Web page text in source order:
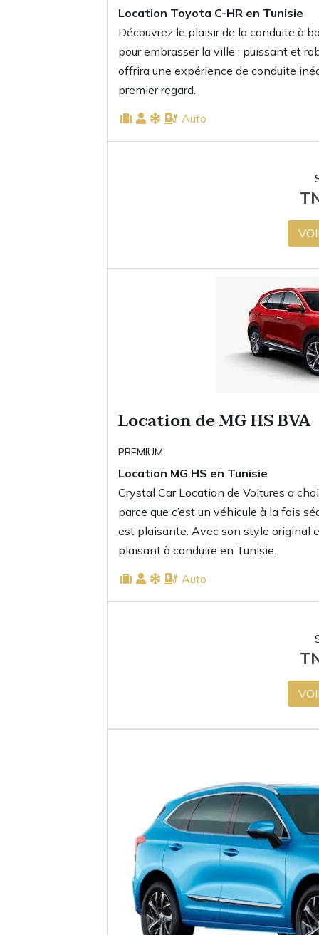
Location Toyota C-HR en Tunisie
Découvrez le plaisir de la conduite à
pour embrasser la ville ; puissant et
offrira une expérience de conduite
premier regard.
Auto
Location de MG HS BVA
PREMIUM
Location MG HS en Tunisie
Crystal Car Location de Voitures a
parce que c’est un véhicule à la fois
est plaisante. Avec son style original
plaisant à conduire en Tunisie.
Auto